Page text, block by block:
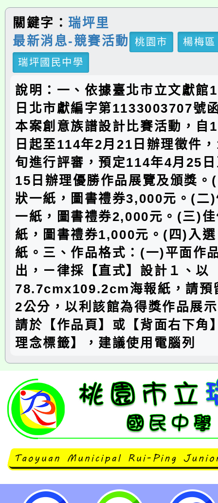
關鍵字： 瑞坪里
最新消息-競賽活動
桃園市
楊梅區
瑞坪國民中學
說明：一、依據臺北市立文獻館
日北市獻編字第1133003707號
本案創意族譜設計比賽活動，自
日起至114年2月21日辦理徵件
旬進行評審，預定114年4月25
15日辦理優勝作品展覽及頒獎。
狀一紙，圖書禮券3,000元。(二
一紙，圖書禮券2,000元。(三)
紙，圖書禮券1,000元。(四)入
紙。三、作品格式：(一)平面作
出，ㄧ律採【直式】設計１、以
78.7cmx109.2cm海報紙，請預
2公分，以利該館為得獎作品展
請於【作品頁】或【背面右下角
理念標籤】，建議使用電腦列
主旨：函轉臺北市立文獻館2025